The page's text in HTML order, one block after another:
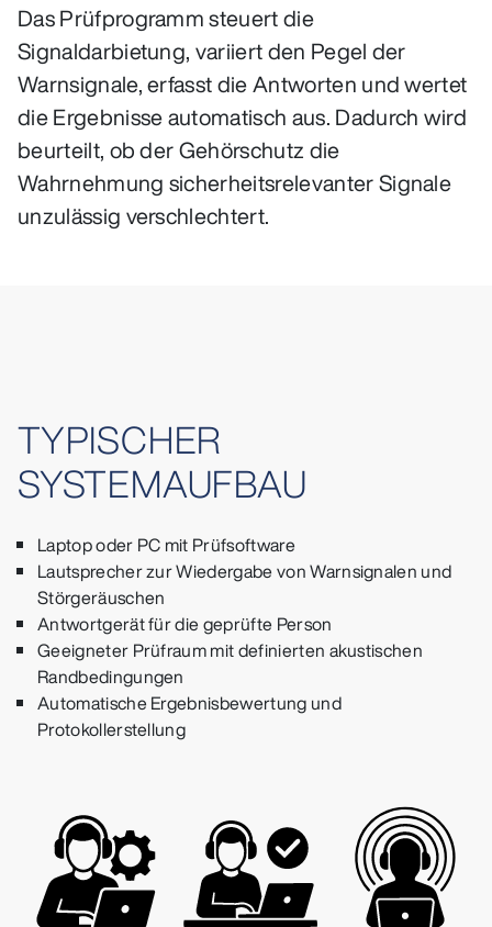
Das Prüfprogramm steuert die
Signaldarbietung, variiert den Pegel der
Warnsignale, erfasst die Antworten und wertet
die Ergebnisse automatisch aus. Dadurch wird
beurteilt, ob der Gehörschutz die
Wahrnehmung sicherheitsrelevanter Signale
unzulässig verschlechtert.
TYPISCHER
SYSTEMAUFBAU
Laptop oder PC mit Prüfsoftware
Lautsprecher zur Wiedergabe von Warnsignalen und
Störgeräuschen
Antwortgerät für die geprüfte Person
Geeigneter Prüfraum mit definierten akustischen
Randbedingungen
Automatische Ergebnisbewertung und
Protokollerstellung